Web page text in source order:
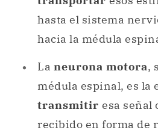
hasta el sistema
hacia la médula
La neurona motora,
médula espinal, es la
transmitir esa señal
recibido en forma de